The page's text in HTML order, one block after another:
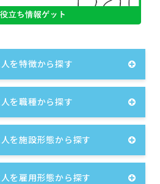
を特徴から探す
を職種から探す
を施設形態から探す
を雇用形態から探す